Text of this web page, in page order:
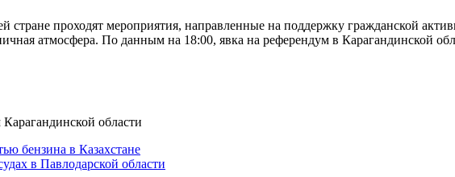
стране проходят мероприятия, направленные на поддержку гражданской
атмосфера. По данным на 18:00, явка на референдум в Карагандинской
области
бензина в Казахстане
в Павлодарской области